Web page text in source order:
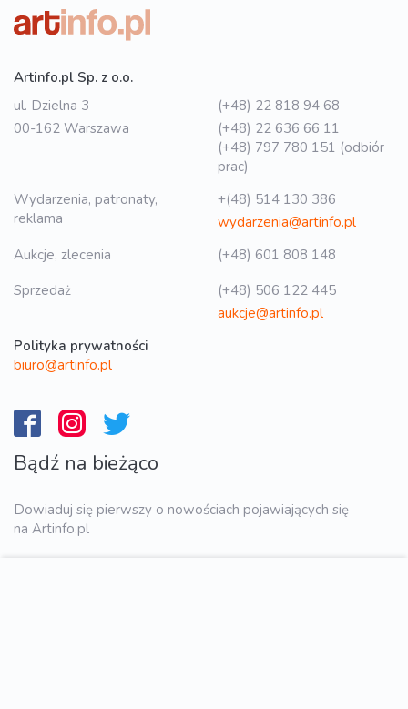
Artinfo.pl Sp. z o.o.
ul. Dzielna 3
00-162 Warszawa
(+48) 22 818 94 68
(+48) 22 636 66 11
(+48) 797 780 151 (odbiór
prac)
Wydarzenia, patronaty,
reklama
+(48) 514 130 386
wydarzenia@artinfo.pl
Aukcje, zlecenia
(+48) 601 808 148
Sprzedaż
(+48) 506 122 445
aukcje@artinfo.pl
Polityka prywatności
biuro@artinfo.pl
Bądź na bieżąco
Dowiaduj się pierwszy o nowościach pojawiających się
na Artinfo.pl